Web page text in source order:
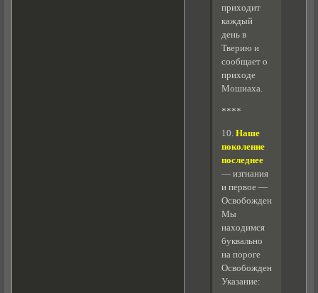
приходит
каждый
день в
Тверию и
сообщает о
приходе
Мошиаха.
****
10. Наше
поколение
последнее
— изгнания
и первое —
Освобождения.
Мы
находимся
буквально
на пороге
Освобождения.
Указание: